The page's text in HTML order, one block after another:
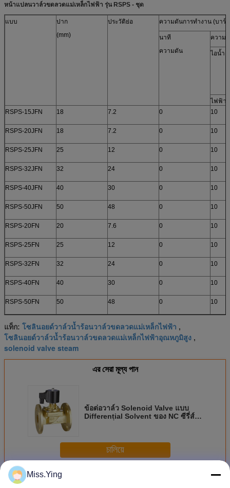
หน้าแปลนวาล์วขดลวดแม่เหล็กไฟฟ้า รุ่น RSPS - ชุด
แบบ
ปาก
(mm)
ประวัติย่อ ความดันการทำงาน (บาร์)
นาที
ความดัน
ความ
ไอน้ำ
ไฟฟ้า
RSPS-15JFN
18 7.2 0 10
RSPS-20JFN 18 7.2 0 10
RSPS-25JFN 25 12 0 10
RSPS-32JFN 32 24 0 10
RSPS-40JFN 40 30 0 10
RSPS-50JFN 50 48 0 10
RSPS-20FN 20 7.6 0 10
RSPS-25FN 25 12 0 10
RSPS-32FN 32 24 0 10
RSPS-40FN 40 30 0 10
RSPS-50FN 50 48 0 10
แท็ก: โซลินอยด์วาล์วน้ำร้อนวาล์วขดลวดแม่เหล็กไฟฟ้า ,
โซลินอยด์วาล์วน้ำร้อนวาล์วขดลวดแม่เหล็กไฟฟ้าอุณหภูมิสูง ,
solenoid valve steam
এর সেরা মূল্য পান
ข้อต่อวาล์ว Solenoid Valve แบบ
Differential Solvent ของ NC ซีรี่ส์
চালিয়ে
มากกว่าวาล์วโซลินอยด์ไอน้ำ
Miss.Ying